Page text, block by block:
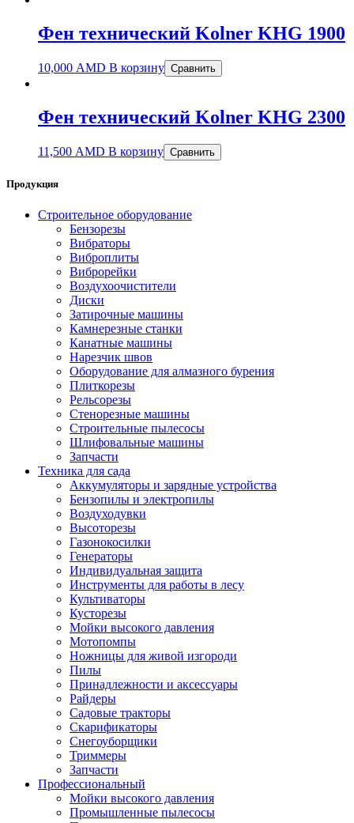
Фен технический Kolner KHG 1900
10,000 AMD В корзину Сравнить
Фен технический Kolner KHG 2300
11,500 AMD В корзину Сравнить
Продукция
Строительное оборудование
Бензорезы
Вибраторы
Виброплиты
Виброрейки
Воздухоочистители
Диски
Затирочные машины
Камнерезные станки
Канатные машины
Нарезчик швов
Оборудование для алмазного бурения
Плиткорезы
Рельсорезы
Стенорезные машины
Строительные пылесосы
Шлифовальные машины
Запчасти
Техника для сада
Аккумуляторы и зарядные устройства
Бензопилы и электропилы
Воздуходувки
Высоторезы
Газонокосилки
Генераторы
Индивидуальная защита
Инструменты для работы в лесу
Культиваторы
Кусторезы
Мойки высокого давления
Мотопомпы
Ножницы для живой изгороди
Пилы
Принадлежности и аксессуары
Райдеры
Садовые тракторы
Скарификаторы
Снегоуборщики
Триммеры
Запчасти
Профессиональный
Мойки высокого давления
Промышленные пылесосы